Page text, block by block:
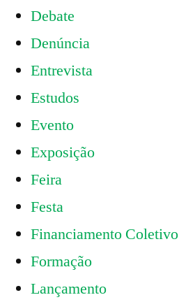
Debate
Denúncia
Entrevista
Estudos
Evento
Exposição
Feira
Festa
Financiamento Coletivo
Formação
Lançamento